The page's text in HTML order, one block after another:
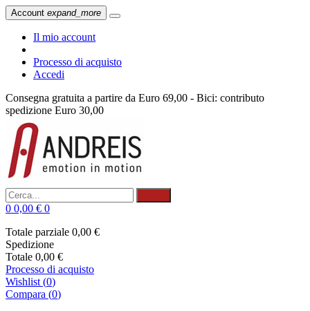
Account expand_more
Il mio account
Processo di acquisto
Accedi
Consegna gratuita a partire da Euro 69,00 - Bici: contributo
spedizione Euro 30,00
0 0,00 € 0
Totale parziale 0,00 €
Spedizione
Totale 0,00 €
Processo di acquisto
Wishlist (0)
Compara (0)